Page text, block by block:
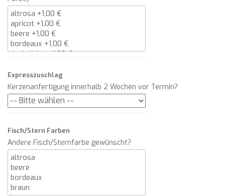
Expresszuschlag
Kerzenanfertigung innerhalb 2 Wochen vor Termin?
Fisch/Stern Farben
Andere Fisch/Sternfarbe gewünscht?